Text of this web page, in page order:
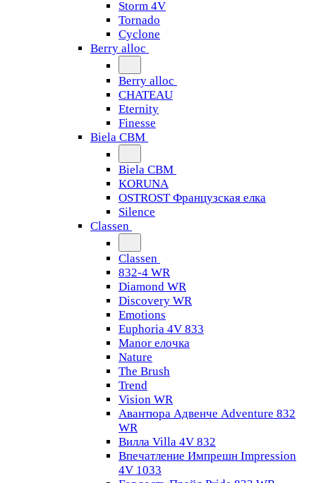
Storm 4V
Tornado
Сyclone
Berry alloc
Berry alloc
CHATEAU
Eternity
Finesse
Biela CBM
Biela CBM
KORUNA
OSTROST Французская елка
Silence
Classen
Classen
832-4 WR
Diamond WR
Discovery WR
Emotions
Euphoria 4V 833
Manor елочка
Nature
The Brush
Trend
Vision WR
Авантюра Адвенче Adventure 832
WR
Вилла Villa 4V 832
Впечатление Импрешн Impression
4V 1033